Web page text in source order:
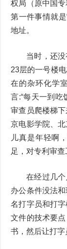
权局（原中国
第一件事情就
地址。
当时，还
23层的一号楼
在的杂环化学
言:“每天一到吃
审查员爬楼梯
京电影学院、
儿真是年轻啊
足，对专利审
在经过几
办公条件没法
名打字员和打
文件的技术要
书，然后让打字